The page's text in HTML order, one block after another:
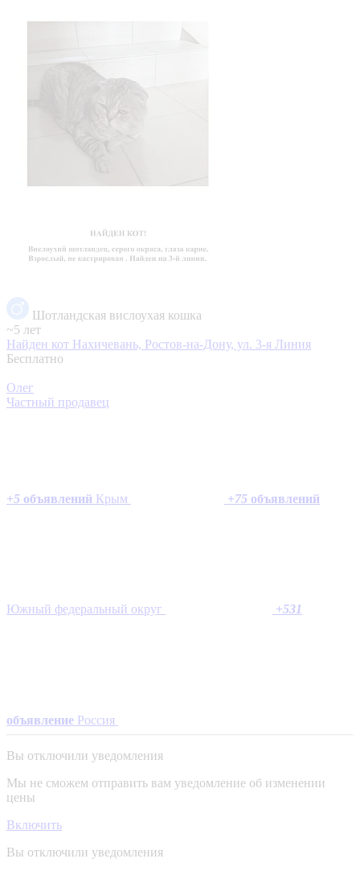
Шотландская вислоухая кошка
~5 лет
Найден кот Нахичевань, Ростов-на-Дону, ул. 3-я Линия
Бесплатно
Олег
Частный продавец
+5 объявлений Крым +75 объявлений
Южный федеральный округ +531
объявление Россия
Вы отключили уведомления
Мы не сможем отправить вам уведомление об изменении
цены
Включить
Вы отключили уведомления